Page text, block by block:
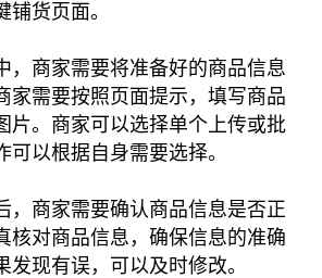
铺货页面。
，商家需要将准备好的商品信息
家需要按照页面提示，填写商品
片。商家可以选择单个上传或批
可以根据自身需要选择。
，商家需要确认商品信息是否正
核对商品信息，确保信息的准确
发现有误，可以及时修改。